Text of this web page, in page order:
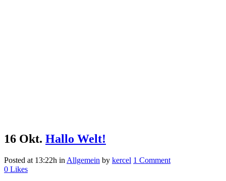
16 Okt. Hallo Welt!
Posted at 13:22h in Allgemein by kercel 1 Comment
0 Likes